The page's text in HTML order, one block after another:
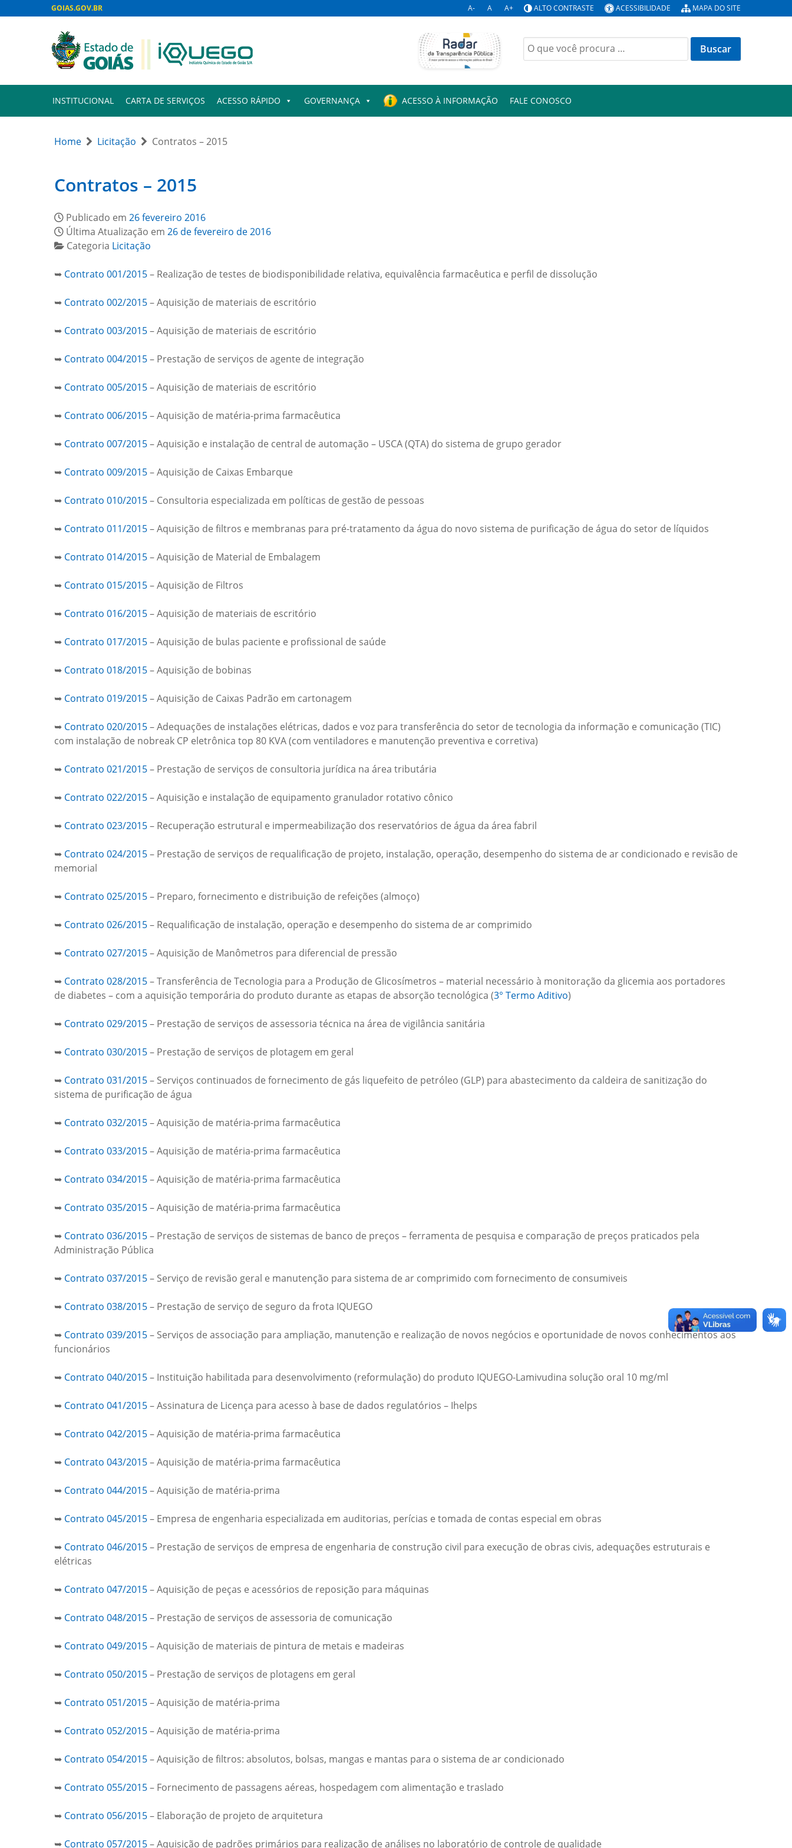
GOIAS.GOV.BR A- A A+ ALTO CONTRASTE ACESSIBILIDADE MAPA DO SITE
Buscar
por:
INSTITUCIONAL CARTA DE SERVIÇOS ACESSO RÁPIDO GOVERNANÇA ACESSO À INFORMAÇÃO FALE CONOSCO
Home Licitação Contratos – 2015
Contratos – 2015
Publicado em 26 fevereiro 2016
Última Atualização em 26 de fevereiro de 2016
Categoria Licitação
➥ Contrato 001/2015– Realização de testes de biodisponibilidade relativa, equivalência farmacêutica e perfil de dissolução
➥ Contrato 002/2015– Aquisição de materiais de escritório
➥ Contrato 003/2015– Aquisição de materiais de escritório
➥ Contrato 004/2015– Prestação de serviços de agente de integração
➥ Contrato 005/2015– Aquisição de materiais de escritório
➥ Contrato 006/2015– Aquisição de matéria-prima farmacêutica
➥ Contrato 007/2015– Aquisição e instalação de central de automação – USCA (QTA) do sistema de grupo gerador
➥ Contrato 009/2015– Aquisição de Caixas Embarque
➥ Contrato 010/2015– Consultoria especializada em políticas de gestão de pessoas
➥ Contrato 011/2015– Aquisição de filtros e membranas para pré-tratamento da água do novo sistema de purificação de água do setor de líquidos
➥ Contrato 014/2015– Aquisição de Material de Embalagem
➥ Contrato 015/2015– Aquisição de Filtros
➥ Contrato 016/2015– Aquisição de materiais de escritório
➥ Contrato 017/2015– Aquisição de bulas paciente e profissional de saúde
➥ Contrato 018/2015– Aquisição de bobinas
➥ Contrato 019/2015– Aquisição de Caixas Padrão em cartonagem
➥ Contrato 020/2015– Adequações de instalações elétricas, dados e voz para transferência do setor de tecnologia da informação e comunicação (TIC)
com instalação de nobreak CP eletrônica top 80 KVA (com ventiladores e manutenção preventiva e corretiva)
➥ Contrato 021/2015– Prestação de serviços de consultoria jurídica na área tributária
➥ Contrato 022/2015– Aquisição e instalação de equipamento granulador rotativo cônico
➥ Contrato 023/2015– Recuperação estrutural e impermeabilização dos reservatórios de água da área fabril
➥ Contrato 024/2015– Prestação de serviços de requalificação de projeto, instalação, operação, desempenho do sistema de ar condicionado e revisão de
memorial
➥ Contrato 025/2015– Preparo, fornecimento e distribuição de refeições (almoço)
➥ Contrato 026/2015– Requalificação de instalação, operação e desempenho do sistema de ar comprimido
➥ Contrato 027/2015– Aquisição de Manômetros para diferencial de pressão
➥ Contrato 028/2015– Transferência de Tecnologia para a Produção de Glicosímetros – material necessário à monitoração da glicemia aos portadores
de diabetes – com a aquisição temporária do produto durante as etapas de absorção tecnológica (3° Termo Aditivo)
➥ Contrato 029/2015– Prestação de serviços de assessoria técnica na área de vigilância sanitária
➥ Contrato 030/2015– Prestação de serviços de plotagem em geral
➥ Contrato 031/2015– Serviços continuados de fornecimento de gás liquefeito de petróleo (GLP) para abastecimento da caldeira de sanitização do
sistema de purificação de água
➥ Contrato 032/2015– Aquisição de matéria-prima farmacêutica
➥ Contrato 033/2015– Aquisição de matéria-prima farmacêutica
➥ Contrato 034/2015– Aquisição de matéria-prima farmacêutica
➥ Contrato 035/2015– Aquisição de matéria-prima farmacêutica
➥ Contrato 036/2015– Prestação de serviços de sistemas de banco de preços – ferramenta de pesquisa e comparação de preços praticados pela
Administração Pública
➥ Contrato 037/2015– Serviço de revisão geral e manutenção para sistema de ar comprimido com fornecimento de consumiveis
➥ Contrato 038/2015– Prestação de serviço de seguro da frota IQUEGO
➥ Contrato 039/2015– Serviços de associação para ampliação, manutenção e realização de novos negócios e oportunidade de novos conhecimentos aos
funcionários
➥ Contrato 040/2015– Instituição habilitada para desenvolvimento (reformulação) do produto IQUEGO-Lamivudina solução oral 10 mg/ml
➥ Contrato 041/2015– Assinatura de Licença para acesso à base de dados regulatórios – Ihelps
➥ Contrato 042/2015– Aquisição de matéria-prima farmacêutica
➥ Contrato 043/2015– Aquisição de matéria-prima farmacêutica
➥ Contrato 044/2015– Aquisição de matéria-prima
➥ Contrato 045/2015– Empresa de engenharia especializada em auditorias, perícias e tomada de contas especial em obras
➥ Contrato 046/2015– Prestação de serviços de empresa de engenharia de construção civil para execução de obras civis, adequações estruturais e
elétricas
➥ Contrato 047/2015– Aquisição de peças e acessórios de reposição para máquinas
➥ Contrato 048/2015– Prestação de serviços de assessoria de comunicação
➥ Contrato 049/2015– Aquisição de materiais de pintura de metais e madeiras
➥ Contrato 050/2015– Prestação de serviços de plotagens em geral
➥ Contrato 051/2015– Aquisição de matéria-prima
➥ Contrato 052/2015– Aquisição de matéria-prima
➥ Contrato 054/2015– Aquisição de filtros: absolutos, bolsas, mangas e mantas para o sistema de ar condicionado
➥ Contrato 055/2015– Fornecimento de passagens aéreas, hospedagem com alimentação e traslado
➥ Contrato 056/2015– Elaboração de projeto de arquitetura
➥ Contrato 057/2015– Aquisição de padrões primários para realização de análises no laboratório de controle de qualidade